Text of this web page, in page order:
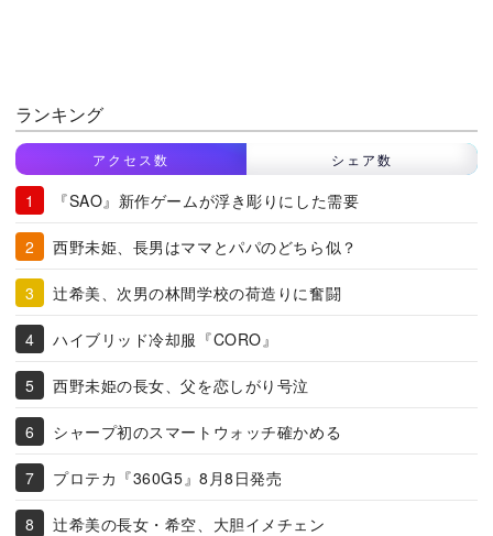
ランキング
アクセス数 シェア数
『SAO』新作ゲームが浮き彫りにした需要
西野未姫、長男はママとパパのどちら似？
辻希美、次男の林間学校の荷造りに奮闘
ハイブリッド冷却服『CORO』
西野未姫の長女、父を恋しがり号泣
シャープ初のスマートウォッチ確かめる
プロテカ『360G5』8月8日発売
辻希美の長女・希空、大胆イメチェン